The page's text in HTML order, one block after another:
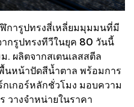
การูปทรงสี่เหลี่ยมมุมมนที่มี
กรูปทรงทีวีในยุค 80 วันนี้
. ผลิตจากสเตนเลสสตีล
นหน้าปัดสีน้ำตาล พร้อมการ
เกอร์หลักชั่วโมง มอบความ
วางจำหน่ายในราคา